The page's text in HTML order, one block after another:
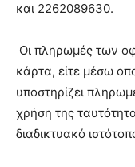
και 2262089630.
Οι πληρωμές των
κάρτα, είτε μέσω
υποστηρίζει
χρήση της
διαδικτυακό